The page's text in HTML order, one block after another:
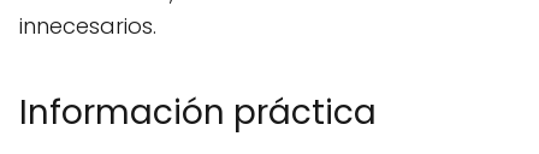
innecesarios.
Información práctica